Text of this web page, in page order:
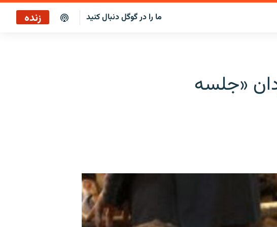
ما را در گوگل دنبال کنید زنده
«جلسه